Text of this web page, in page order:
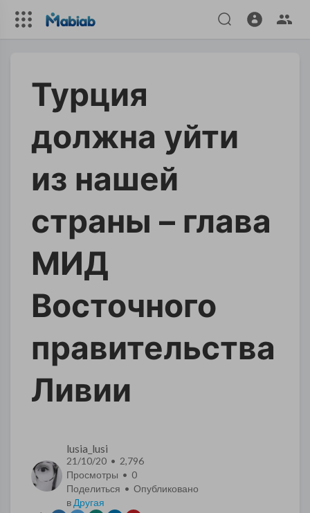
Турция
должна уйти
из нашей
страны – глава
МИД
Восточного
правительства
Ливии
lusia_lusi
21/10/20 • 2,796
Просмотры • 0
Поделиться • Опубликовано
в Другая